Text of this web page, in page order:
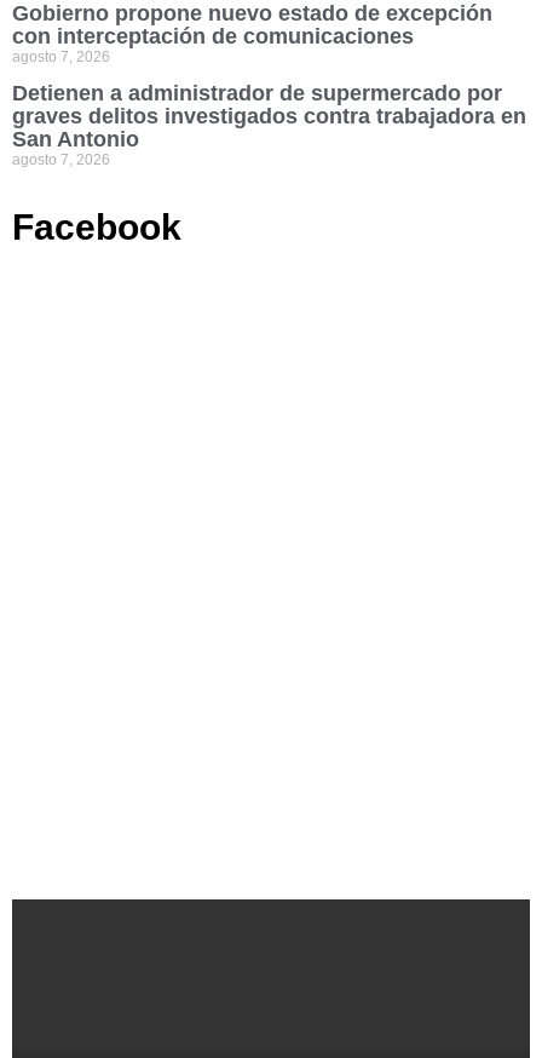
Gobierno propone nuevo estado de excepción
con interceptación de comunicaciones
agosto 7, 2026
Detienen a administrador de supermercado por
graves delitos investigados contra trabajadora en
San Antonio
agosto 7, 2026
Facebook